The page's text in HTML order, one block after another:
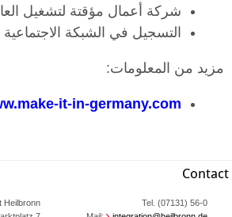
شركة أعمال مؤقتة لتشغيل
التسجيل في الشبكة الاجتماعية
مزيد من المعلومات:
it-in-germany.com
Contact
Heilbronn
Tel. (07131) 56-0